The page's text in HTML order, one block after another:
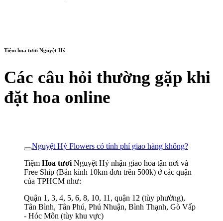
Tiệm hoa tươi Nguyệt Hỷ
Các câu hỏi thường gặp khi
đặt hoa online
Nguyệt Hỷ Flowers có tính phí giao hàng không?
Tiệm Hoa tươi Nguyệt Hỷ nhận giao hoa tận nơi và
Free Ship (Bán kính 10km đơn trên 500k) ở các quận
của TPHCM như:
Quận 1, 3, 4, 5, 6, 8, 10, 11, quận 12 (tùy phường),
Tân Bình, Tân Phú, Phú Nhuận, Bình Thạnh, Gò Vấp
- Hóc Môn (tùy khu vực)